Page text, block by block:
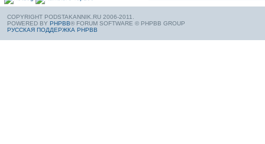
COPYRIGHT PODSTAKANNIK.RU 2006-2011.
POWERED BY PHPBB® FORUM SOFTWARE © PHPBB GROUP
РУССКАЯ ПОДДЕРЖКА PHPBB